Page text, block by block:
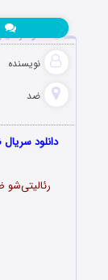
دانلود
نویسنده
ضد
رئالیتی‌شو ضد فصل ۱ قسمت ششم